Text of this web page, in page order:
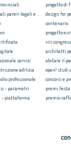
pareri legali e
servizi
edilizia
professionale
- parametri
- piattaforma
progetto di
design for
centenario
progetto
viii
architetti
abitare il
open! studi
concorsi e
premi
premio